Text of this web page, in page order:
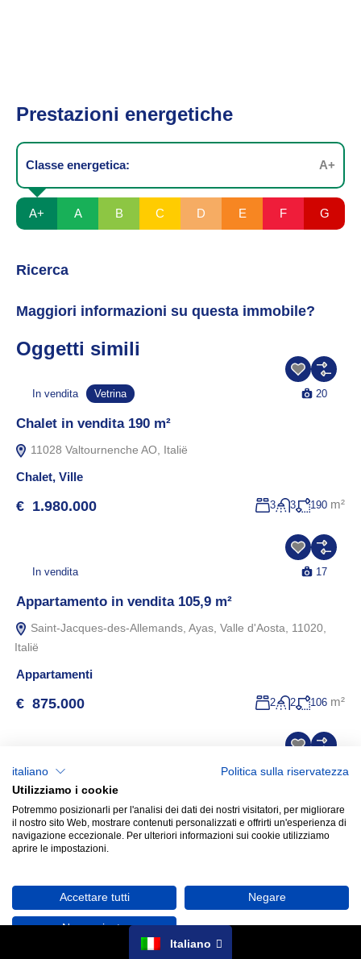
Prestazioni energetiche
Classe energetica: A+
A+ A B C D E F G
Ricerca
Maggiori informazioni su questa immobile?
Oggetti simili
In vendita Vetrina 20
Chalet in vendita 190 m²
11028 Valtournenche AO, Italië
Chalet, Ville
€ 1.980.000 3 3 190 m²
In vendita 17
Appartamento in vendita 105,9 m²
Saint-Jacques-des-Allemands, Ayas, Valle d'Aosta, 11020,
Italië
Appartamenti
€ 875.000 2 2 106 m²
In vendita 18
3 appartamenti e 1 chalet in vendita da 65 a 116 m²
Champoluc, Ayas, Valle d'Aosta, 11020, Italië
Appartamenti,Chalet
€ 575.000
Italiano
italiano
Politica sulla riservatezza
Utilizziamo i cookie
Potremmo posizionarli per l'analisi dei dati dei nostri visitatori, per migliorare
il nostro sito Web, mostrare contenuti personalizzati e offrirti un'esperienza di
navigazione eccezionale. Per ulteriori informazioni sui cookie utilizziamo
aprire le impostazioni.
Accettare tutti Negare
No, aggiusta